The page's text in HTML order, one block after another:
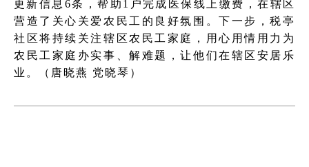
更新信息6条，帮助1户完成医保线上缴费，在辖区
营造了关心关爱农民工的良好氛围。下一步，税亭
社区将持续关注辖区农民工家庭，用心用情用力为
农民工家庭办实事、解难题，让他们在辖区安居乐
业。（唐晓燕 党晓琴）